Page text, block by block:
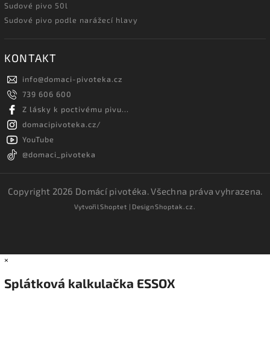
Sudové pivo 50l
Sudové pivo podle narážecí hlavy
KONTAKT
info@domaci-pivoteka.cz
739 606 600
Z lásky k poctivému pivu...
domacipivoteka.cz/
YouTube
@domaci_pivoteka
Copyright 2026 Domácí pivotéka. Všechna práva vyhrazena.
VytvořilShoptet | DesignShoptak.cz.
×
Splátková kalkulačka ESSOX